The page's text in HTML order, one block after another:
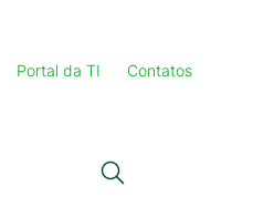
Portal da TI Contatos